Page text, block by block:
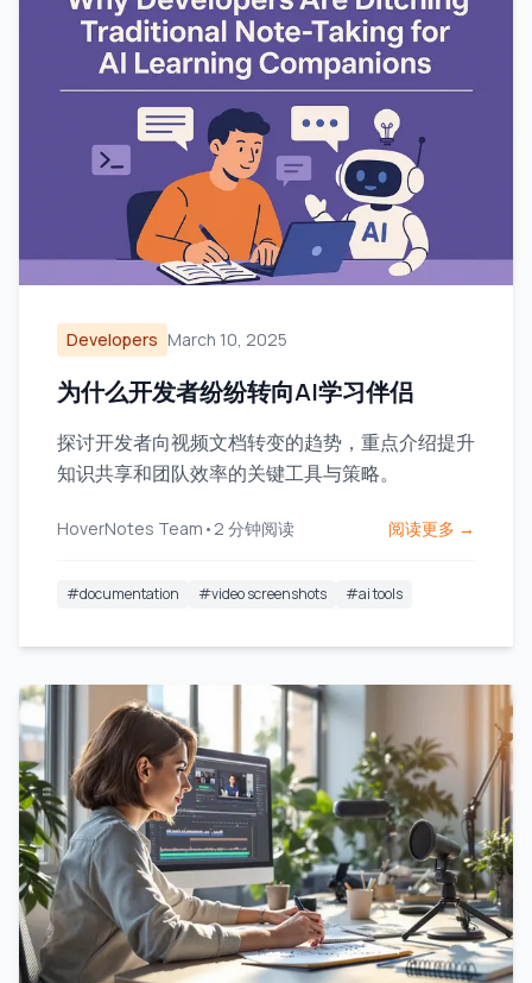
Developers March 10, 2025
为什么开发者纷纷转向AI学习伴侣
探讨开发者向视频文档转变的趋势，重点介绍提升
知识共享和团队效率的关键工具与策略。
HoverNotes Team • 2 分钟阅读 阅读更多 →
#documentation #video screenshots #ai tools